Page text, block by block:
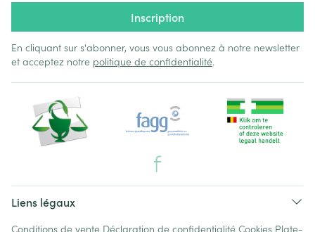
Inscription
En cliquant sur s'abonner, vous vous abonnez à notre newsletter
et acceptez notre politique de confidentialité.
Liens légaux
Conditions de vente Déclaration de confidentialité Cookies Plate-